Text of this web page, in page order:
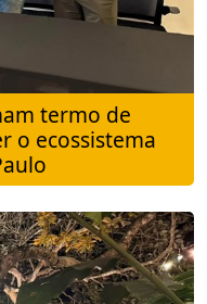
termo de
o ecossistema